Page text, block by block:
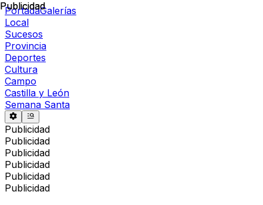
PortadaGalerías
Local
Sucesos
Provincia
Deportes
Cultura
Campo
Castilla y León
Semana Santa
Publicidad
Publicidad
Publicidad
Publicidad
Publicidad
Publicidad
Publicidad
Publicidad